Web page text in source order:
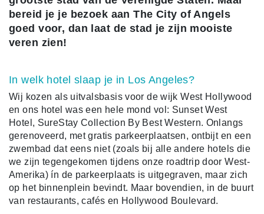
bereid je je bezoek aan The City of Angels
goed voor, dan laat de stad je zijn mooiste
veren zien!
In welk hotel slaap je in Los Angeles?
Wij kozen als uitvalsbasis voor de wijk West Hollywood
en ons hotel was een hele mond vol: Sunset West
Hotel, SureStay Collection By Best Western. Onlangs
gerenoveerd, met gratis parkeerplaatsen, ontbijt en een
zwembad dat eens niet (zoals bij alle andere hotels die
we zijn tegengekomen tijdens onze roadtrip door West-
Amerika) ín de parkeerplaats is uitgegraven, maar zich
op het binnenplein bevindt. Maar bovendien, in de buurt
van restaurants, cafés en Hollywood Boulevard.